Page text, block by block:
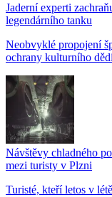
Jaderní experti
legendárního tanku
Neobvyklé propojení
ochrany kulturního
Návštěvy chladného
mezi turisty v Plzni
Turisté, kteří letos v